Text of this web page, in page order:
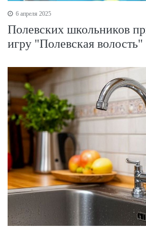
6 апреля 2025
Полевских школьников
игру "Полевская волость"